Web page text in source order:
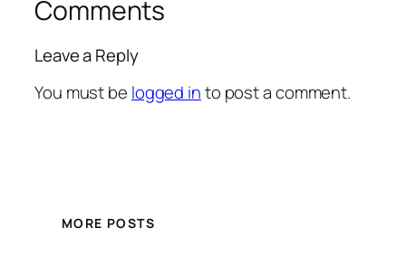
Comments
Leave a Reply
You must be logged into post a comment.
MORE POSTS